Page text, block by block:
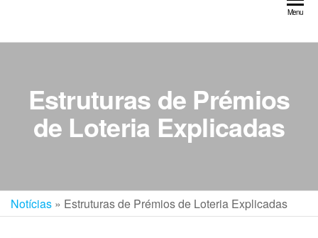
o
Menu
Estruturas de Prémios
de Loteria Explicadas
Notícias » Estruturas de Prémios de Loteria Explicadas